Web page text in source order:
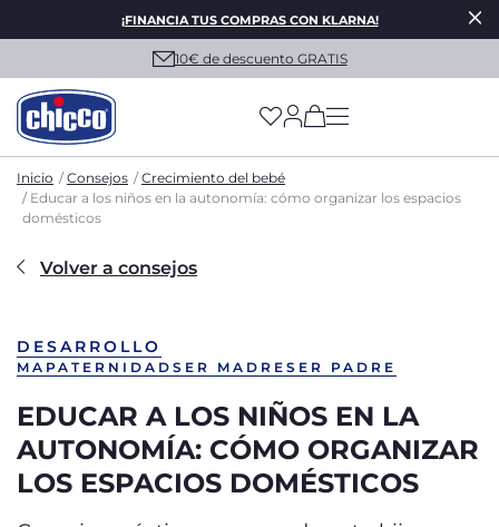
¡FINANCIA TUS COMPRAS CON KLARNA!
10€ de descuento GRATIS
(has more options
Inicio Consejos
Crecimiento del bebé
Educar a los niños en la autonomía: cómo organizar los espacios
domésticos
Volver a consejos
DESARROLLO
MAPATERNIDAD SER MADRE SER PADRE
EDUCAR A LOS NIÑOS EN LA
AUTONOMÍA: CÓMO ORGANIZAR
LOS ESPACIOS DOMÉSTICOS